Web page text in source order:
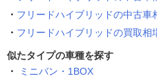
フリードハイブリッドの中古車
フリードハイブリッドの買取相
似たタイプの車種を探す
ミニバン・1BOX